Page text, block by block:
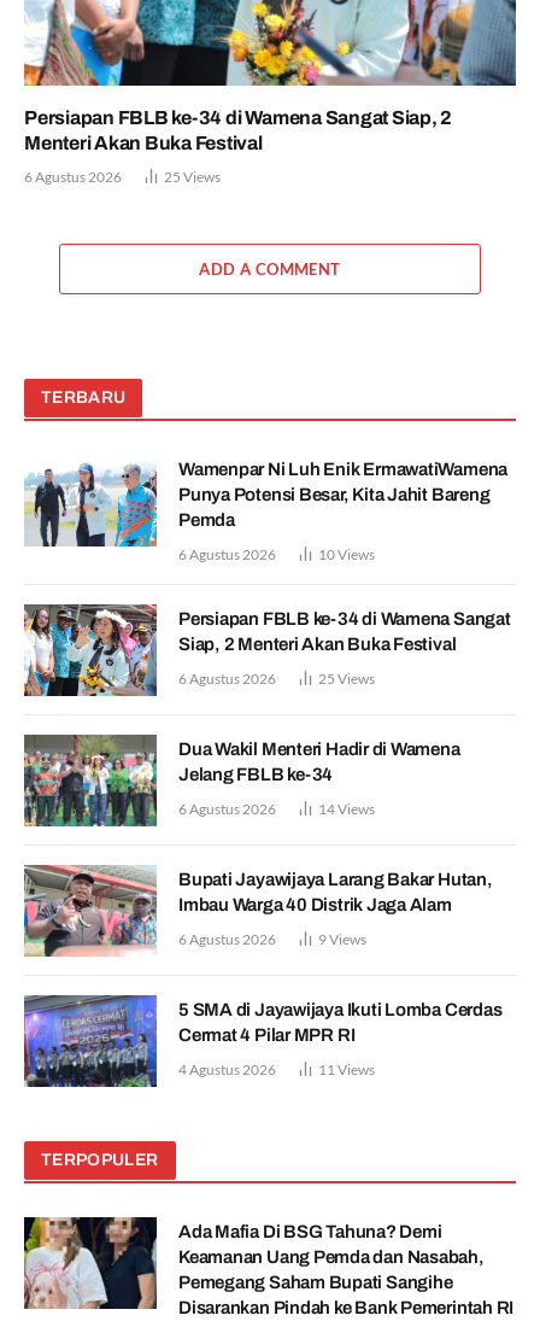
Persiapan FBLB ke-34 di Wamena Sangat Siap, 2
Menteri Akan Buka Festival
6 Agustus 2026 25 Views
ADD A COMMENT
TERBARU
Wamenpar Ni Luh Enik ErmawatiWamena
Punya Potensi Besar, Kita Jahit Bareng
Pemda
6 Agustus 2026 10Views
Persiapan FBLB ke-34 di Wamena Sangat
Siap, 2 Menteri Akan Buka Festival
6 Agustus 2026 25 Views
Dua Wakil Menteri Hadir di Wamena
Jelang FBLB ke-34
6 Agustus 2026 14Views
Bupati Jayawijaya Larang Bakar Hutan,
Imbau Warga 40 Distrik Jaga Alam
6 Agustus 2026 9Views
5 SMA di Jayawijaya Ikuti Lomba Cerdas
Cermat 4 Pilar MPR RI
4 Agustus 2026 11Views
TERPOPULER
Ada Mafia Di BSG Tahuna? Demi
Keamanan Uang Pemda dan Nasabah,
Pemegang Saham Bupati Sangihe
Disarankan Pindah ke Bank Pemerintah RI